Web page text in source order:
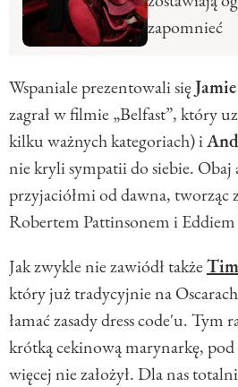
zapomnieć
Wspaniale prezentowali się
zagrał w filmie „Belfast”, który
kilku ważnych kategoriach) i
nie kryli sympatii do siebie. Obaj
przyjaciółmi od dawna, tworząc
Robertem Pattinsonem i
Jak zwykle nie zawiódł także
który już tradycyjnie na
łamać zasady dress code'u. Tym
krótką cekinową marynarkę,
więcej nie założył. Dla nas